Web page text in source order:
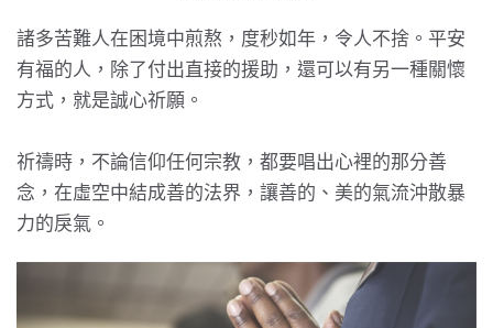
諸多苦難人在困境中煎熬，度秒如年，令人不捨。平安
有福的人，除了付出直接的援助，還可以有另一種關懷
方式，就是誠心祈願。
祈禱時，不論信仰任何宗教，都要唱出心裡的那分善
念，在虛空中結成善的法界，讓善的、美的氣流沖散暴
力的戾氣。